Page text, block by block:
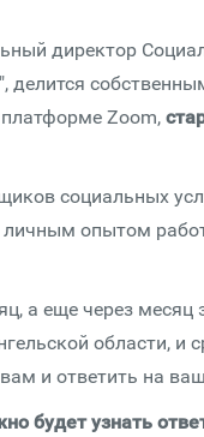
директор
делится
Zoom,
социальных
личным опытом
а еще через месяц
области, и
и ответить на
будет узнать